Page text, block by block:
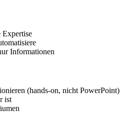
Expertise
Informationen
(hands-on, nicht PowerPoint)
ist